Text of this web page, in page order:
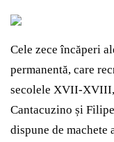
Cele zece încăperi
permanentă, care
secolele XVII-
Cantacuzino și
dispune de